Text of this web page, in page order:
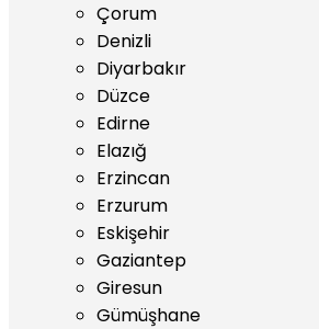
Çorum
Denizli
Diyarbakır
Düzce
Edirne
Elazığ
Erzincan
Erzurum
Eskişehir
Gaziantep
Giresun
Gümüşhane